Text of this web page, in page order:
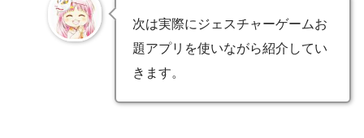
次は実際にジェスチャーゲームお
題アプリを使いながら紹介してい
きます。